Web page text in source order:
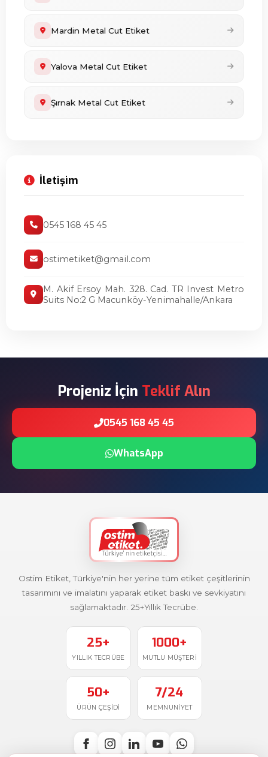
Mardin Metal Cut Etiket
Yalova Metal Cut Etiket
Şırnak Metal Cut Etiket
İletişim
0545 168 45 45
ostimetiket@gmail.com
M. Akif Ersoy Mah. 328. Cad. TR Invest Metro
Suits No:2 G Macunköy-Yenimahalle/Ankara
Projeniz İçin Teklif Alın
0545 168 45 45
WhatsApp
Ostim Etiket, Türkiye'nin her yerine tüm etiket çeşitlerinin
tasarımını ve imalatını yaparak etiket baskı ve sevkiyatını
sağlamaktadır. 25+Yıllık Tecrübe.
25+
YILLIK TECRÜBE
1000+
MUTLU MÜŞTERI
50+
ÜRÜN ÇEŞIDI
7/24
MEMNUNIYET